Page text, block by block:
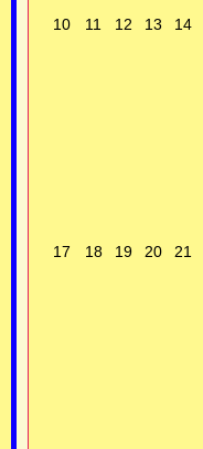
10 11 12 13 14
17 18 19 20 21